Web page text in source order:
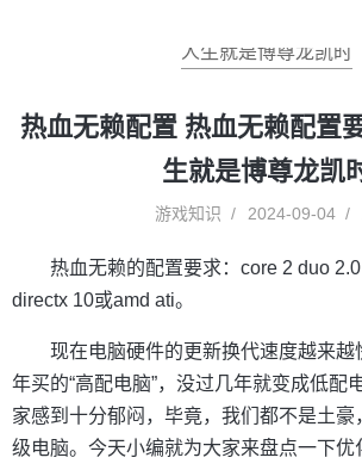
人生就是博尊龙凯时
热血无赖配置 热血无赖配置
生就是博尊龙凯
游戏知识 2024-09-04
热血无赖的配置要求：core 2 duo 2.0
directx 10或amd ati。
现在电脑硬件的更新换代速度越来越
年买的“高配电脑”，没过几年就变成低配
家感到十分郁闷，毕竟，我们都不是土豪
级电脑。今天小编就为大家来盘点一下优